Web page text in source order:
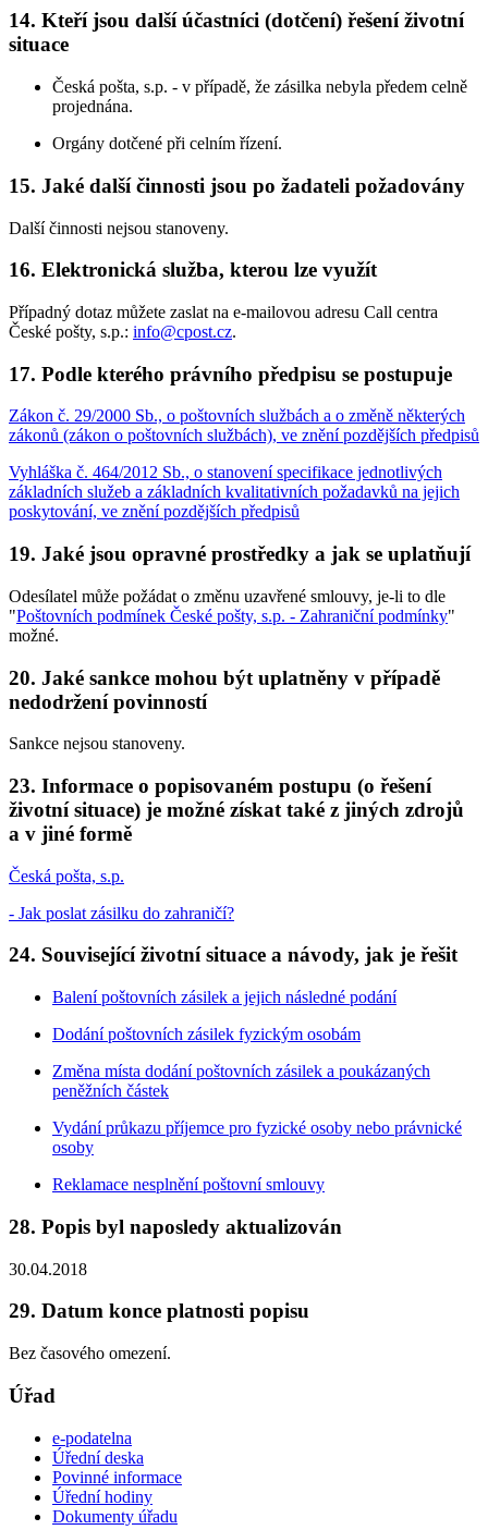
14. Kteří jsou další účastníci (dotčení) řešení životní
situace
Česká pošta, s.p. - v případě, že zásilka nebyla předem celně
projednána.
Orgány dotčené při celním řízení.
15. Jaké další činnosti jsou po žadateli požadovány
Další činnosti nejsou stanoveny.
16. Elektronická služba, kterou lze využít
Případný dotaz můžete zaslat na e-mailovou adresu Call centra
České pošty, s.p.: info@cpost.cz.
17. Podle kterého právního předpisu se postupuje
Zákon č. 29/2000 Sb., o poštovních službách a o změně některých
zákonů (zákon o poštovních službách), ve znění pozdějších předpisů
Vyhláška č. 464/2012 Sb., o stanovení specifikace jednotlivých
základních služeb a základních kvalitativních požadavků na jejich
poskytování, ve znění pozdějších předpisů
19. Jaké jsou opravné prostředky a jak se uplatňují
Odesílatel může požádat o změnu uzavřené smlouvy, je-li to dle
"Poštovních podmínek České pošty, s.p. - Zahraniční podmínky"
možné.
20. Jaké sankce mohou být uplatněny v případě
nedodržení povinností
Sankce nejsou stanoveny.
23. Informace o popisovaném postupu (o řešení
životní situace) je možné získat také z jiných zdrojů
a v jiné formě
Česká pošta, s.p.
- Jak poslat zásilku do zahraničí?
24. Související životní situace a návody, jak je řešit
Balení poštovních zásilek a jejich následné podání
Dodání poštovních zásilek fyzickým osobám
Změna místa dodání poštovních zásilek a poukázaných
peněžních částek
Vydání průkazu příjemce pro fyzické osoby nebo právnické
osoby
Reklamace nesplnění poštovní smlouvy
28. Popis byl naposledy aktualizován
30.04.2018
29. Datum konce platnosti popisu
Bez časového omezení.
Úřad
e-podatelna
Úřední deska
Povinné informace
Úřední hodiny
Dokumenty úřadu